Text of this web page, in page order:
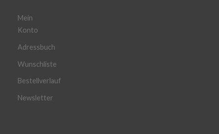
Mein
Konto
Adressbuch
Wunschliste
Bestellverlauf
Newsletter